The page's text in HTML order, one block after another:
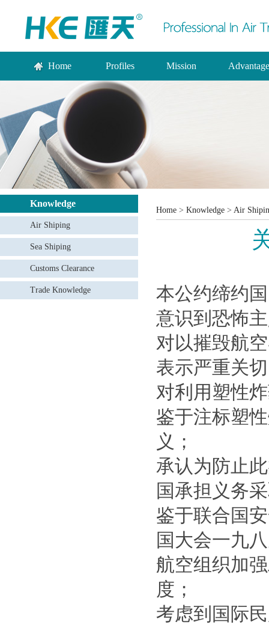
Home Profiles Mission Advantage
Knowledge
Air Shiping
Sea Shiping
Customs Clearance
Trade Knowledge
Home > Knowledge > Air
本公约缔约
意识到恐怖
对以摧毁航
表示严重关
对利用塑性
鉴于注标塑
义；
承认为防止
国承担义务
鉴于联合国
国大会一九
航空组织加
度；
考虑到国际